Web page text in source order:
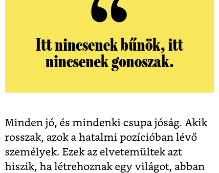
Itt nincsenek bűnök, itt
nincsenek gonoszak.
Minden jó, és mindenki csupa jóság. Akik
rosszak, azok a hatalmi pozícióban lévő
személyek. Ezek az elvetemültek azt
hiszik, ha létrehoznak egy világot, abban